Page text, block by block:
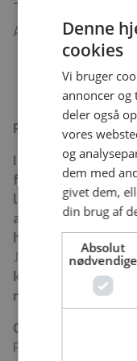
Ansættelse: Den 1.
Psykiatrien som
I Psykiatrien
for hele
livet. Du gør en
at arbejde i
hvis du vil redde
Jobipsykiatrien.dk–
karriereveje og alt
man søger nyt job.
Om Psykiatrien
Psykiatrien Region
Denne
cookies
Vi bruger
annoncer og
deler også
vores
og
dem med
givet dem,
din brug af
Absolut
nødvendige